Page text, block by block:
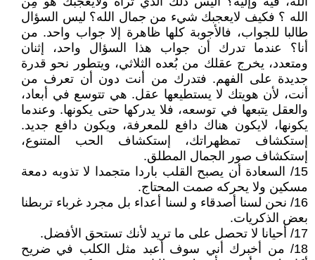
الله ؟ فكيف لايعجبك شيء من جمال الله؟ ليس السؤال
طالبا للجواب، فالأجوبة كلها ظاهرة إلا جواب واحد. من
أنا؟ عندما تدرك أن جواب هذا السؤال واحد، إثنان
ومتعدد، يخرج عقلك من بُعده الثلاثي، ويتطور نحو قدرة
جديدة على الفهم. فتدرك من أنت دون أن تعرف من
أنت، لأن هويتك لا يستطيعها عقل. هي تتوسع في أبعاد،
والعقل يتبعها في توسعه، فلا يدركها حتى يكونها. وعندما
يكونها، لايكون هناك دافع للمعرفة، ويكون دافع جديد.
إستكشاف تمظهراتك، إستكشاف الحب المتنوع،
إستكشاف صور الجمال المطلق.
15/ السعادة أن يصبح القلب باردا متجمدا لا تذوبه دمعة
مسكين ولا يحركه صمت المحتاج.
16/ نحن لسنا أصدقاء و لسنا أعداء بل مجرد غرباء تربطنا
بعض الذكريات.
17/ أحيانا لا تحصل على ما تريد لأنك تستحق الأفضل.
18/ من أخبرك أني سوف أعبد مثل الكلب في ضريح